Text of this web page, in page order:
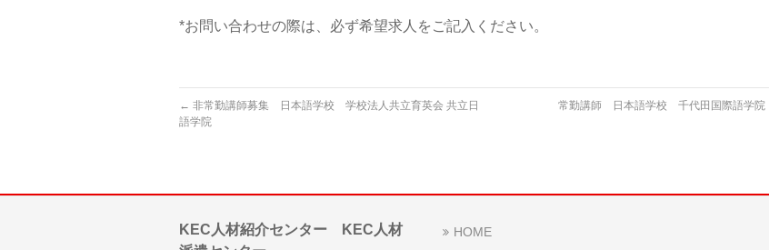
*お問い合わせの際は、必ず希望求人をご記入ください。
← 非常勤講師募集 日本語学校 学校法人共立育英会 共立日
語学院
常勤講師 日本語学校 千代田国際語学院
KEC人材紹介センター KEC人材
HOME